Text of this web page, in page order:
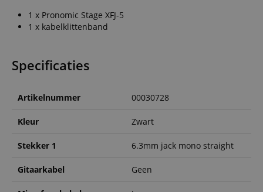
1 x Pronomic Stage XFJ-5
1 x kabelklittenband
Specificaties
Artikelnummer 00030728
Kleur Zwart
Stekker 1 6.3mm jack mono straight
Gitaarkabel Geen